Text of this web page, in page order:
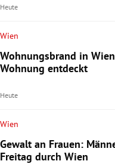
Heute
Wien
Wohnungsbrand in
Wohnung entdeckt
Heute
Wien
Gewalt an Frauen:
Freitag durch Wien